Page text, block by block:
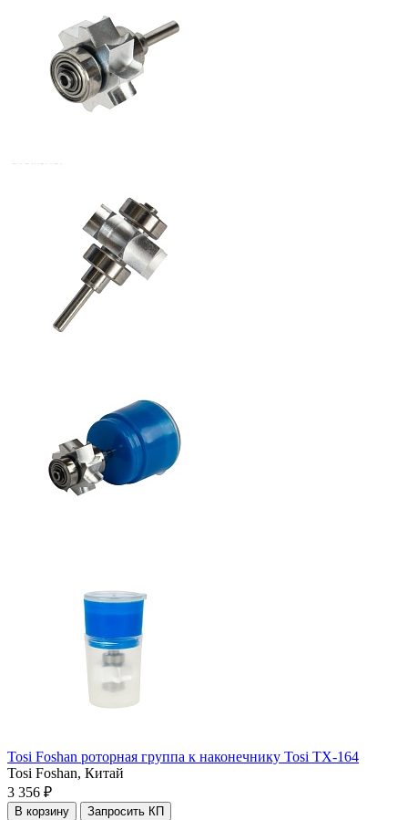
Tosi Foshan роторная группа к наконечнику Tosi TX-164
Tosi Foshan, Китай
3 356 ₽
В корзину Запросить КП